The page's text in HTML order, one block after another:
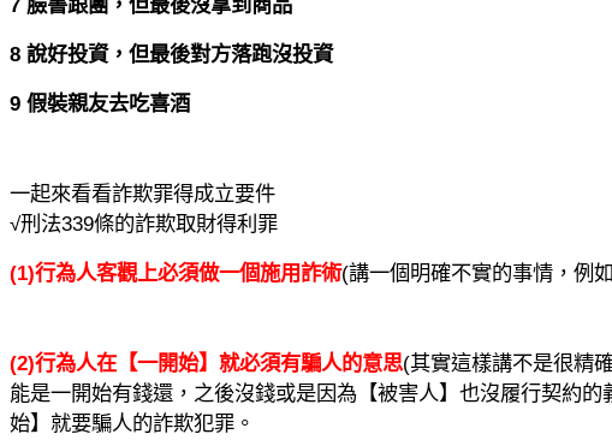
8 說好投資，但最後對方落跑沒投資
9 假裝親友去吃喜酒
一起來看看詐欺罪得成立要件
√刑法339條的詐欺取財得利罪
(1)行為人客觀上必須做一個施用詐術(講一個明確不實的事情，例如
(2)行為人在【一開始】就必須有騙人的意思(其實這樣講不是很精
能是一開始有錢還，之後沒錢或是因為【被害人】也沒履行契約
始】就要騙人的詐欺犯罪。